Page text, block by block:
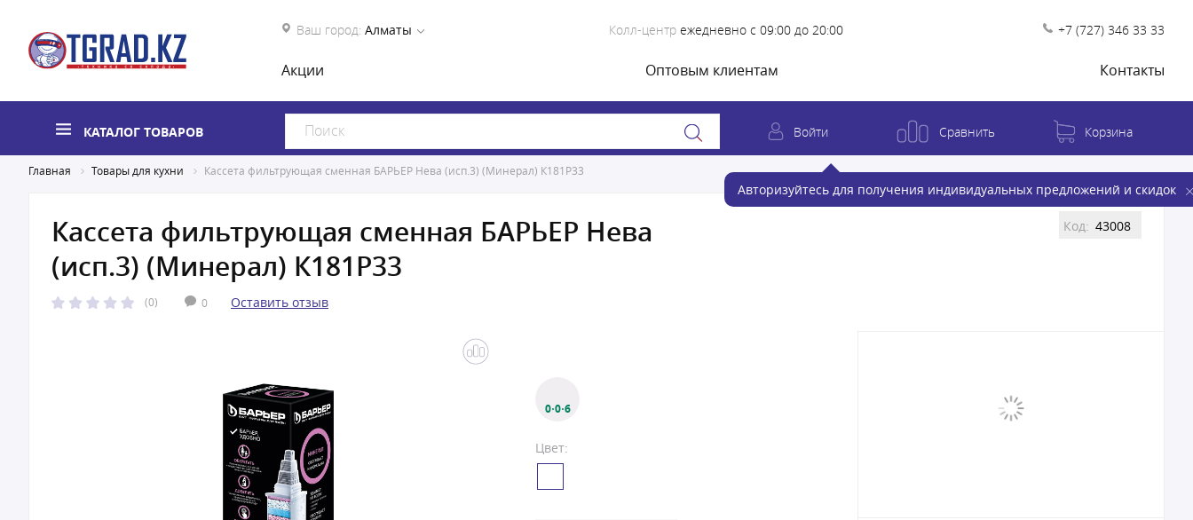
Ваш город: Алматы Колл-центр ежедневно с 09:00 до 20:00 +7 (727) 346 33 33
Акции Оптовым клиентам Контакты
КАТАЛОГ ТОВАРОВ Войти
Авторизуйтесь для получения индивидуальных предложений и скидок
Сравнить Корзина
Главная Товары для кухни Кассета фильтрующая сменная БАРЬЕР Нева (исп.3) (Минерал) К181Р33
Кассета фильтрующая сменная БАРЬЕР Нева
(исп.3) (Минерал) К181Р33
(0) 0 Оставить отзыв
Код: 43008
0·0·6
Цвет: